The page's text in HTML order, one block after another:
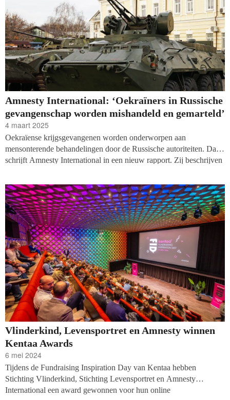
Amnesty International: ‘Oekraïners in Russische
gevangenschap worden mishandeld en gemarteld’
4 maart 2025
Oekraïense krijgsgevangenen worden onderworpen aan
mensonterende behandelingen door de Russische autoriteiten. Dat
schrijft Amnesty International in een nieuw rapport. Zij beschrijven
contact krijgen met de buitenwereld en dat mensen gedwongen
verdwijnen. ‘Deze zaken komen neer op oorlogsmisdrijven en
misdrijven tegen de mensheid.'
Vlinderkind, Levensportret en Amnesty winnen
Kentaa Awards
6 mei 2024
Tijdens de Fundraising Inspiration Day van Kentaa hebben
Stichting Vlinderkind, Stichting Levensportret en Amnesty
International een award gewonnen voor hun online